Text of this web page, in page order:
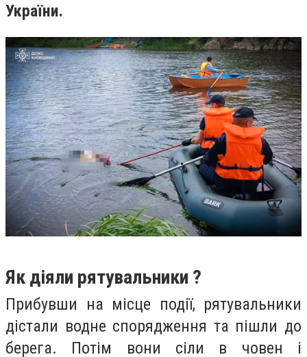
України.
Як діяли рятувальники ?
Прибувши на місце події, рятувальники
дістали водне спорядження та пішли до
берега. Потім вони сіли в човен і